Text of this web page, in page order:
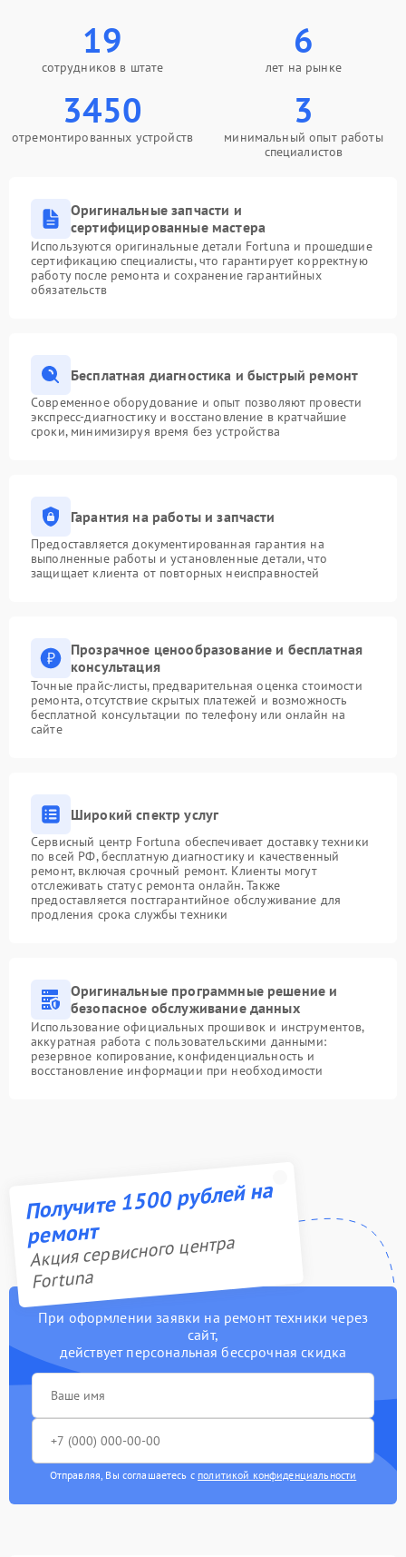
19
сотрудников в штате
6
лет на рынке
3450
отремонтированных устройств
3
минимальный опыт работы
специалистов
Оригинальные запчасти и
сертифицированные мастера
Используются оригинальные детали Fortuna и прошедшие
сертификацию специалисты, что гарантирует корректную
работу после ремонта и сохранение гарантийных
обязательств
Бесплатная диагностика и быстрый ремонт
Современное оборудование и опыт позволяют провести
экспресс-диагностику и восстановление в кратчайшие
сроки, минимизируя время без устройства
Гарантия на работы и запчасти
Предоставляется документированная гарантия на
выполненные работы и установленные детали, что
защищает клиента от повторных неисправностей
Прозрачное ценообразование и бесплатная
консультация
Точные прайс-листы, предварительная оценка стоимости
ремонта, отсутствие скрытых платежей и возможность
бесплатной консультации по телефону или онлайн на
сайте
Широкий спектр услуг
Сервисный центр Fortuna обеспечивает доставку техники
по всей РФ, бесплатную диагностику и качественный
ремонт, включая срочный ремонт. Клиенты могут
отслеживать статус ремонта онлайн. Также
предоставляется постгарантийное обслуживание для
продления срока службы техники
Оригинальные программные решение и
безопасное обслуживание данных
Использование официальных прошивок и инструментов,
аккуратная работа с пользовательскими данными:
резервное копирование, конфиденциальность и
восстановление информации при необходимости
Получите 1500 рублей на
ремонт
Акция сервисного центра
Fortuna
При оформлении заявки на ремонт техники через
сайт,
действует персональная бессрочная скидка
Отправляя, Вы соглашаетесь с политикой конфиденциальности